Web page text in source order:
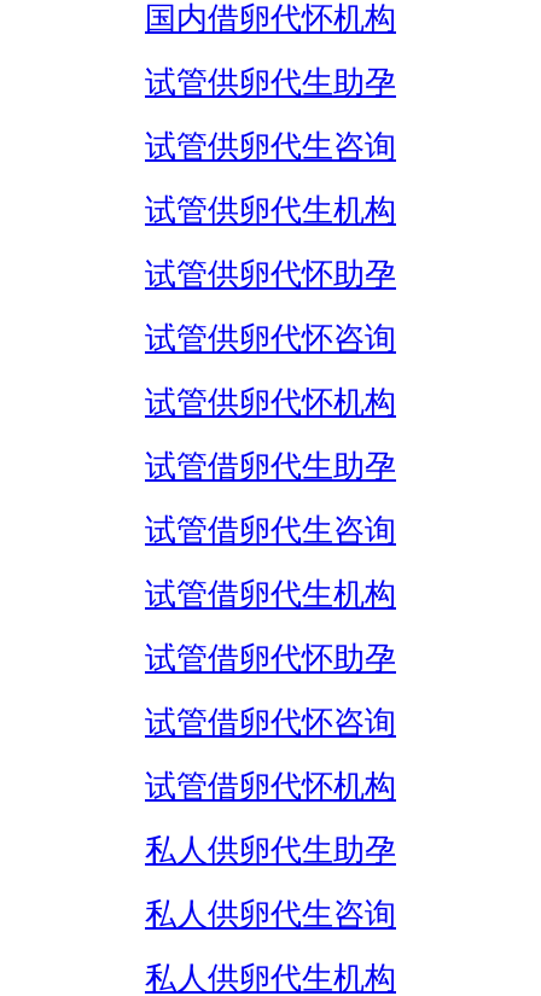
国内借卵代怀机构
试管供卵代生助孕
试管供卵代生咨询
试管供卵代生机构
试管供卵代怀助孕
试管供卵代怀咨询
试管供卵代怀机构
试管借卵代生助孕
试管借卵代生咨询
试管借卵代生机构
试管借卵代怀助孕
试管借卵代怀咨询
试管借卵代怀机构
私人供卵代生助孕
私人供卵代生咨询
私人供卵代生机构